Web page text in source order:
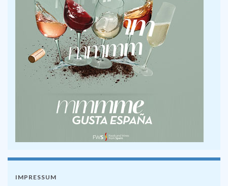
IMPRESSUM